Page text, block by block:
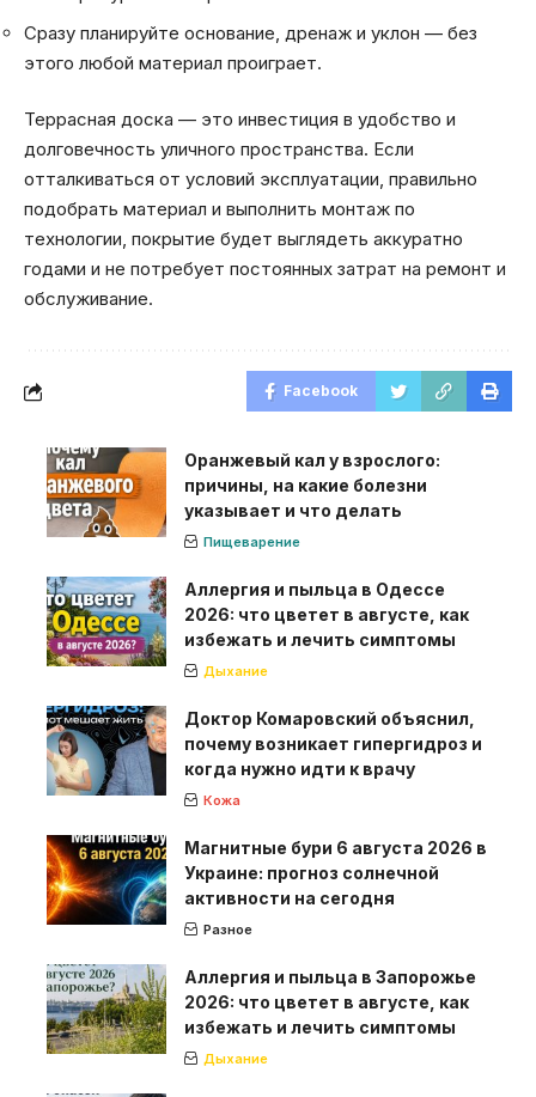
Сразу планируйте основание, дренаж и уклон — без
этого любой материал проиграет.
Террасная доска — это инвестиция в удобство и
долговечность уличного пространства. Если
отталкиваться от условий эксплуатации, правильно
подобрать материал и выполнить монтаж по
технологии, покрытие будет выглядеть аккуратно
годами и не потребует постоянных затрат на ремонт и
обслуживание.
Facebook
Оранжевый кал у взрослого:
причины, на какие болезни
указывает и что делать
Пищеварение
Аллергия и пыльца в Одессе
2026: что цветет в августе, как
избежать и лечить симптомы
Дыхание
Доктор Комаровский объяснил,
почему возникает гипергидроз и
когда нужно идти к врачу
Кожа
Магнитные бури 6 августа 2026 в
Украине: прогноз солнечной
активности на сегодня
Разное
Аллергия и пыльца в Запорожье
2026: что цветет в августе, как
избежать и лечить симптомы
Дыхание